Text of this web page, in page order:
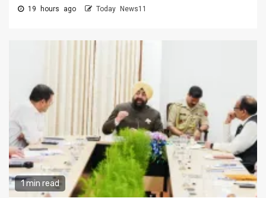
19 hours ago Today News11
1 min read